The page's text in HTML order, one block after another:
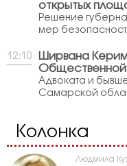
открытых
Решение
мер
12:10
Ширвана
Общественной
Адвоката и
Самарской
Колонка
Людмила